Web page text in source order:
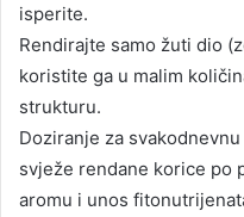
isperite.
Rendirajte samo žuti dio
koristite ga u malim
strukturu.
Doziranje za
svježe rendane korice po
aromu i unos